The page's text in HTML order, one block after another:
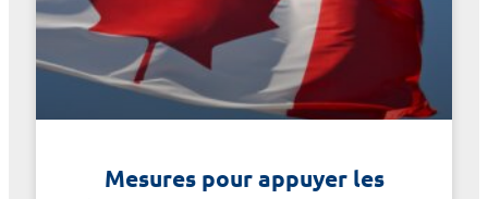
Mesures pour appuyer les